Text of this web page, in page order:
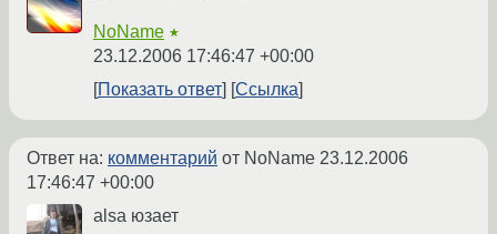
NoName ★
23.12.2006 17:46:47 +00:00
Показать ответ
Ссылка
Ответ на: комментарий от NoName 23.12.2006
17:46:47 +00:00
alsa юзает